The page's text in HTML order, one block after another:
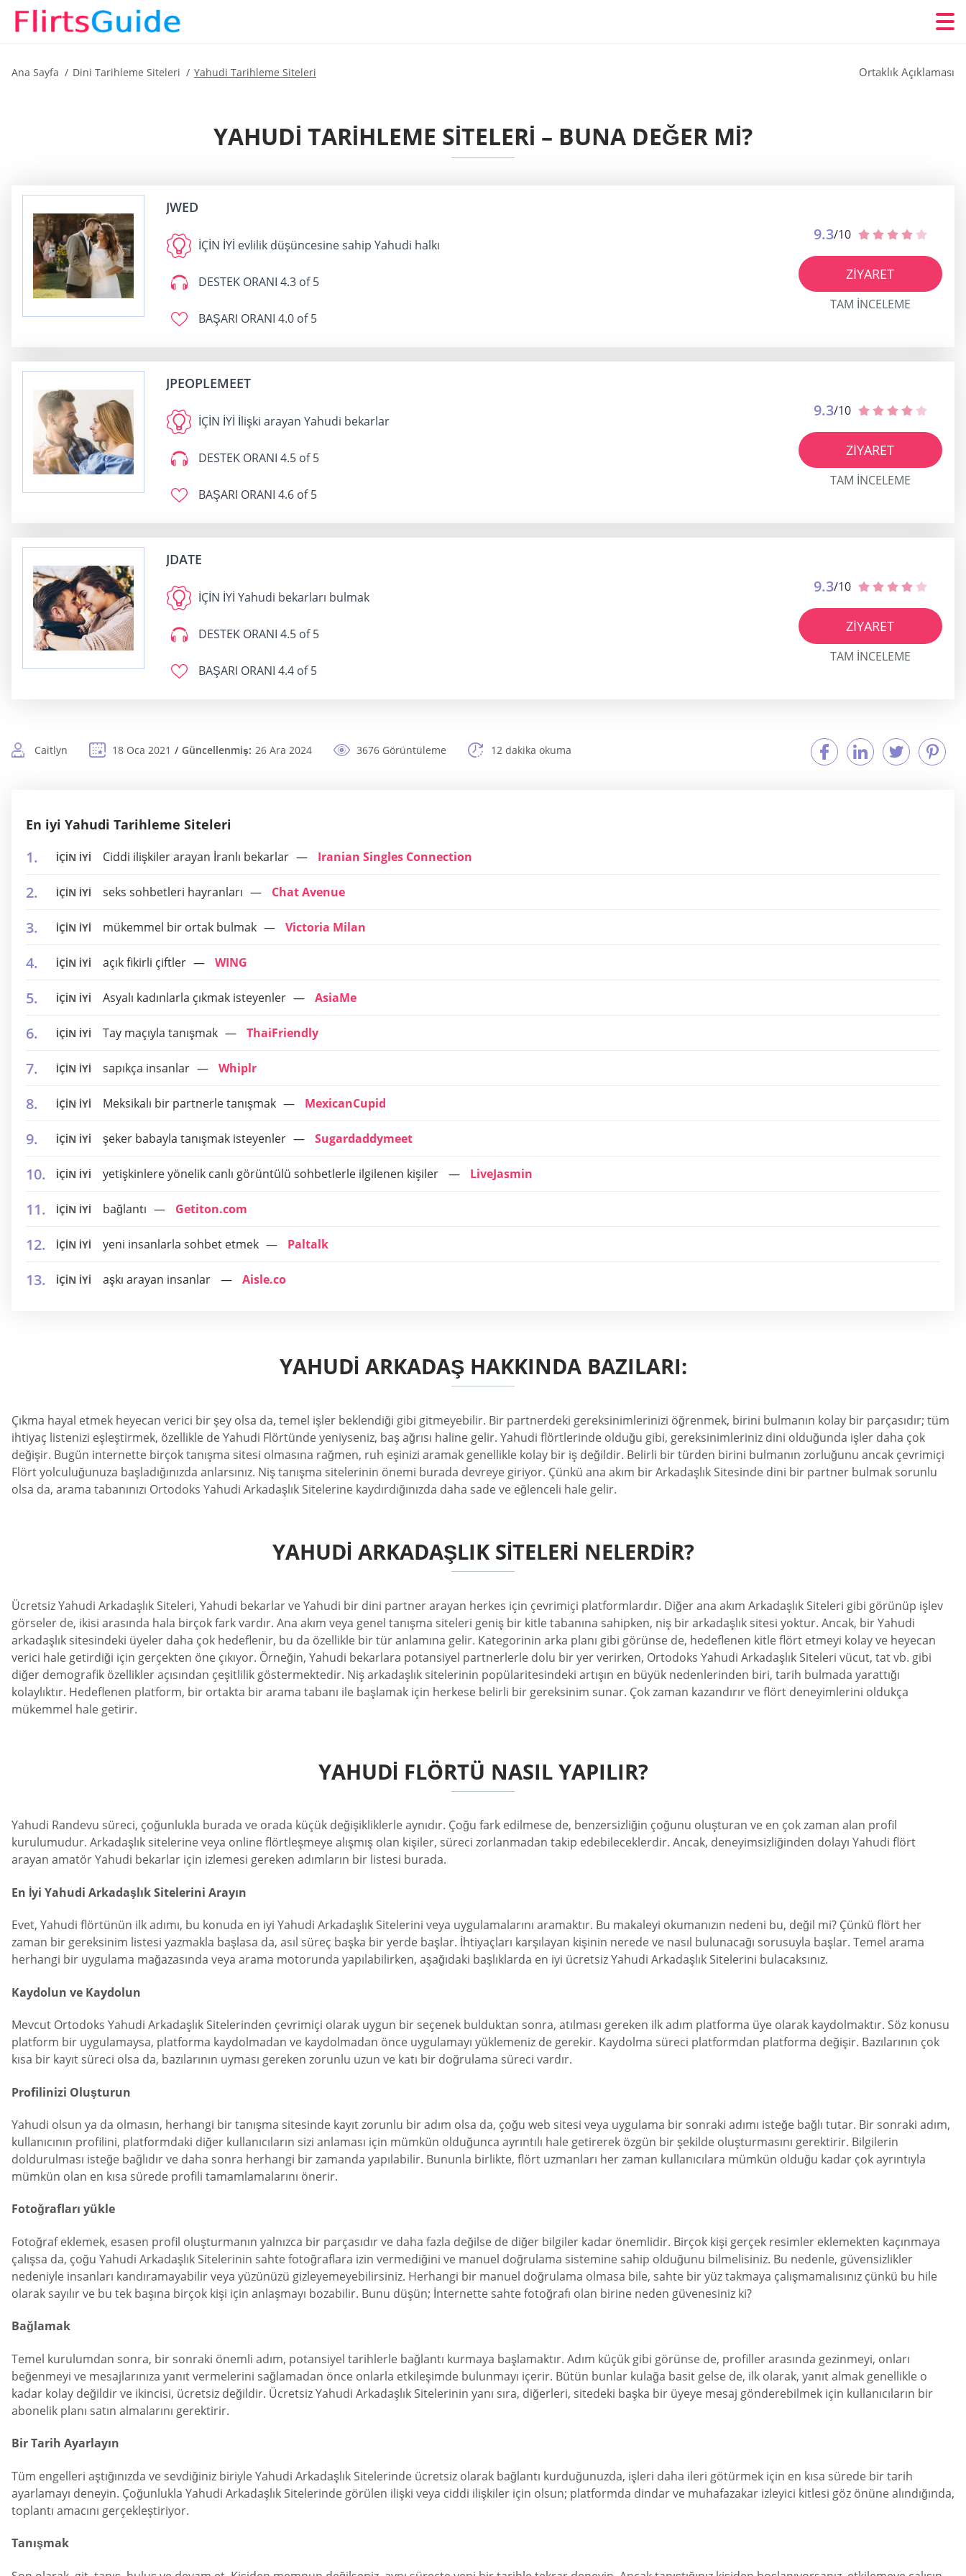
Ana Sayfa Dini Tarihleme Siteleri Yahudi Tarihleme Siteleri Ortaklık Açıklaması
YAHUDI TARIHLEME SITELERI – BUNA DEĞER MI?
JWED
İÇİN İYİ evlilik düşüncesine sahip Yahudi halkı
DESTEK ORANI 4.3 of 5
BAŞARI ORANI 4.0 of 5
9.3/10
ZIYARET
TAM INCELEME
JPEOPLEMEET
İÇİN İYİ İlişki arayan Yahudi bekarlar
DESTEK ORANI 4.5 of 5
BAŞARI ORANI 4.6 of 5
9.3/10
ZIYARET
TAM INCELEME
JDATE
İÇİN İYİ Yahudi bekarları bulmak
DESTEK ORANI 4.5 of 5
BAŞARI ORANI 4.4 of 5
9.3/10
ZIYARET
TAM INCELEME
Caitlyn 18 Oca 2021 Güncellenmiş: 26 Ara 2024 3676 Görüntüleme 12 dakika okuma
En iyi Yahudi Tarihleme Siteleri
İÇİN İYİ Ciddi ilişkiler arayan İranlı bekarlar Iranian Singles Connection
İÇİN İYİ seks sohbetleri hayranları Chat Avenue
İÇİN İYİ mükemmel bir ortak bulmak Victoria Milan
İÇİN İYİ açık fikirli çiftler WING
İÇİN İYİ Asyalı kadınlarla çıkmak isteyenler AsiaMe
İÇİN İYİ Tay maçıyla tanışmak ThaiFriendly
İÇİN İYİ sapıkça insanlar Whiplr
İÇİN İYİ Meksikalı bir partnerle tanışmak MexicanCupid
İÇİN İYİ şeker babayla tanışmak isteyenler Sugardaddymeet
İÇİN İYİ yetişkinlere yönelik canlı görüntülü sohbetlerle ilgilenen kişiler LiveJasmin
İÇİN İYİ bağlantı Getiton.com
İÇİN İYİ yeni insanlarla sohbet etmek Paltalk
İÇİN İYİ aşkı arayan insanlar Aisle.co
YAHUDI ARKADAŞ HAKKINDA BAZILARI:
Çıkma hayal etmek heyecan verici bir şey olsa da, temel işler beklendiği gibi gitmeyebilir. Bir partnerdeki gereksinimlerinizi öğrenmek, birini bulmanın kolay bir parçasıdır; tüm
ihtiyaç listenizi eşleştirmek, özellikle de Yahudi Flörtünde yeniyseniz, baş ağrısı haline gelir. Yahudi flörtlerinde olduğu gibi, gereksinimleriniz dini olduğunda işler daha çok
değişir. Bugün internette birçok tanışma sitesi olmasına rağmen, ruh eşinizi aramak genellikle kolay bir iş değildir. Belirli bir türden birini bulmanın zorluğunu ancak çevrimiçi
Flört yolculuğunuza başladığınızda anlarsınız. Niş tanışma sitelerinin önemi burada devreye giriyor. Çünkü ana akım bir Arkadaşlık Sitesinde dini bir partner bulmak sorunlu
olsa da, arama tabanınızı Ortodoks Yahudi Arkadaşlık Sitelerine kaydırdığınızda daha sade ve eğlenceli hale gelir.
YAHUDI ARKADAŞLIK SITELERI NELERDIR?
Ücretsiz Yahudi Arkadaşlık Siteleri, Yahudi bekarlar ve Yahudi bir dini partner arayan herkes için çevrimiçi platformlardır. Diğer ana akım Arkadaşlık Siteleri gibi görünüp işlev
görseler de, ikisi arasında hala birçok fark vardır. Ana akım veya genel tanışma siteleri geniş bir kitle tabanına sahipken, niş bir arkadaşlık sitesi yoktur. Ancak, bir Yahudi
arkadaşlık sitesindeki üyeler daha çok hedeflenir, bu da özellikle bir tür anlamına gelir. Kategorinin arka planı gibi görünse de, hedeflenen kitle flört etmeyi kolay ve heyecan
verici hale getirdiği için gerçekten öne çıkıyor. Örneğin, Yahudi bekarlara potansiyel partnerlerle dolu bir yer verirken, Ortodoks Yahudi Arkadaşlık Siteleri vücut, tat vb. gibi
diğer demografik özellikler açısından çeşitlilik göstermektedir. Niş arkadaşlık sitelerinin popülaritesindeki artışın en büyük nedenlerinden biri, tarih bulmada yarattığı
kolaylıktır. Hedeflenen platform, bir ortakta bir arama tabanı ile başlamak için herkese belirli bir gereksinim sunar. Çok zaman kazandırır ve flört deneyimlerini oldukça
mükemmel hale getirir.
YAHUDI FLÖRTÜ NASIL YAPILIR?
Yahudi Randevu süreci, çoğunlukla burada ve orada küçük değişikliklerle aynıdır. Çoğu fark edilmese de, benzersizliğin çoğunu oluşturan ve en çok zaman alan profil
kurulumudur. Arkadaşlık sitelerine veya online flörtleşmeye alışmış olan kişiler, süreci zorlanmadan takip edebileceklerdir. Ancak, deneyimsizliğinden dolayı Yahudi flört
arayan amatör Yahudi bekarlar için izlemesi gereken adımların bir listesi burada.
En İyi Yahudi Arkadaşlık Sitelerini Arayın
Evet, Yahudi flörtünün ilk adımı, bu konuda en iyi Yahudi Arkadaşlık Sitelerini veya uygulamalarını aramaktır. Bu makaleyi okumanızın nedeni bu, değil mi? Çünkü flört her
zaman bir gereksinim listesi yazmakla başlasa da, asıl süreç başka bir yerde başlar. İhtiyaçları karşılayan kişinin nerede ve nasıl bulunacağı sorusuyla başlar. Temel arama
herhangi bir uygulama mağazasında veya arama motorunda yapılabilirken, aşağıdaki başlıklarda en iyi ücretsiz Yahudi Arkadaşlık Sitelerini bulacaksınız.
Kaydolun ve Kaydolun
Mevcut Ortodoks Yahudi Arkadaşlık Sitelerinden çevrimiçi olarak uygun bir seçenek bulduktan sonra, atılması gereken ilk adım platforma üye olarak kaydolmaktır. Söz konusu
platform bir uygulamaysa, platforma kaydolmadan ve kaydolmadan önce uygulamayı yüklemeniz de gerekir. Kaydolma süreci platformdan platforma değişir. Bazılarının çok
kısa bir kayıt süreci olsa da, bazılarının uyması gereken zorunlu uzun ve katı bir doğrulama süreci vardır.
Profilinizi Oluşturun
Yahudi olsun ya da olmasın, herhangi bir tanışma sitesinde kayıt zorunlu bir adım olsa da, çoğu web sitesi veya uygulama bir sonraki adımı isteğe bağlı tutar. Bir sonraki adım,
kullanıcının profilini, platformdaki diğer kullanıcıların sizi anlaması için mümkün olduğunca ayrıntılı hale getirerek özgün bir şekilde oluşturmasını gerektirir. Bilgilerin
doldurulması isteğe bağlıdır ve daha sonra herhangi bir zamanda yapılabilir. Bununla birlikte, flört uzmanları her zaman kullanıcılara mümkün olduğu kadar çok ayrıntıyla
mümkün olan en kısa sürede profili tamamlamalarını önerir.
Fotoğrafları yükle
Fotoğraf eklemek, esasen profil oluşturmanın yalnızca bir parçasıdır ve daha fazla değilse de diğer bilgiler kadar önemlidir. Birçok kişi gerçek resimler eklemekten kaçınmaya
çalışsa da, çoğu Yahudi Arkadaşlık Sitelerinin sahte fotoğraflara izin vermediğini ve manuel doğrulama sistemine sahip olduğunu bilmelisiniz. Bu nedenle, güvensizlikler
nedeniyle insanları kandıramayabilir veya yüzünüzü gizleyemeyebilirsiniz. Herhangi bir manuel doğrulama olmasa bile, sahte bir yüz takmaya çalışmamalısınız çünkü bu hile
olarak sayılır ve bu tek başına birçok kişi için anlaşmayı bozabilir. Bunu düşün; İnternette sahte fotoğrafı olan birine neden güvenesiniz ki?
Bağlamak
Temel kurulumdan sonra, bir sonraki önemli adım, potansiyel tarihlerle bağlantı kurmaya başlamaktır. Adım küçük gibi görünse de, profiller arasında gezinmeyi, onları
beğenmeyi ve mesajlarınıza yanıt vermelerini sağlamadan önce onlarla etkileşimde bulunmayı içerir. Bütün bunlar kulağa basit gelse de, ilk olarak, yanıt almak genellikle o
kadar kolay değildir ve ikincisi, ücretsiz değildir. Ücretsiz Yahudi Arkadaşlık Sitelerinin yanı sıra, diğerleri, sitedeki başka bir üyeye mesaj gönderebilmek için kullanıcıların bir
abonelik planı satın almalarını gerektirir.
Bir Tarih Ayarlayın
Tüm engelleri aştığınızda ve sevdiğiniz biriyle Yahudi Arkadaşlık Sitelerinde ücretsiz olarak bağlantı kurduğunuzda, işleri daha ileri götürmek için en kısa sürede bir tarih
ayarlamayı deneyin. Çoğunlukla Yahudi Arkadaşlık Sitelerinde görülen ilişki veya ciddi ilişkiler için olsun; platformda dindar ve muhafazakar izleyici kitlesi göz önüne alındığında,
toplantı amacını gerçekleştiriyor.
Tanışmak